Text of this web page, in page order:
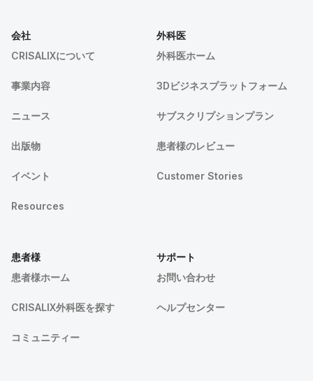
会社
CRISALIXについて
事業内容
ニュース
出版物
イベント
Resources
外科医
外科医ホーム
3Dビジネスプラットフォーム
サブスクリプションプラン
患者様のレビュー
Customer Stories
患者様
患者様ホーム
CRISALIX外科医を探す
コミュニティー
サポート
お問い合わせ
ヘルプセンター